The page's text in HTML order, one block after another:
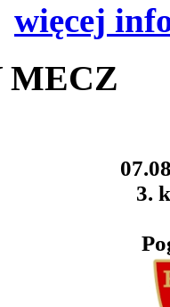
więcej
MECZ
3.